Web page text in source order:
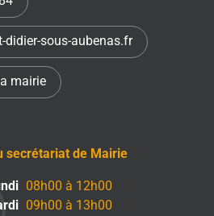
didier-sous-aubenas.fr
mairie
secrétariat de Mairie
08h00 à 12h00
09h00 à 13h00